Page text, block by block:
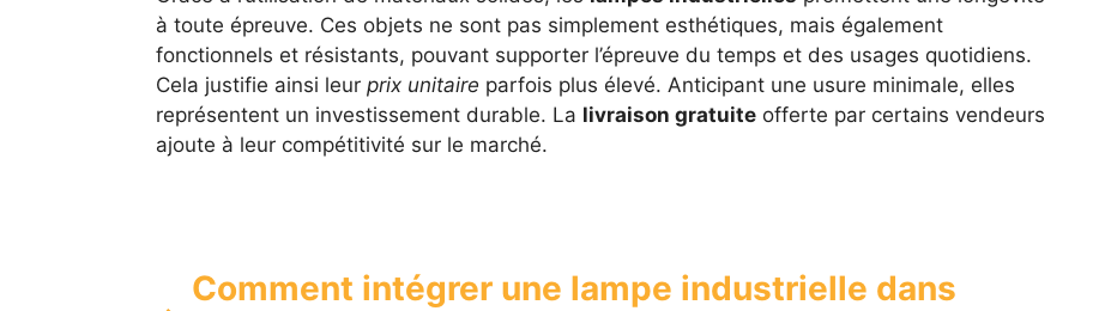
à toute épreuve. Ces objets ne sont pas simplement esthétiques, mais également
fonctionnels et résistants, pouvant supporter l’épreuve du temps et des usages quotidiens.
Cela justifie ainsi leur prix unitaire parfois plus élevé. Anticipant une usure minimale, elles
représentent un investissement durable. La livraison gratuiteofferte par certains vendeurs
ajoute à leur compétitivité sur le marché.
Comment intégrer une lampe industrielle dans